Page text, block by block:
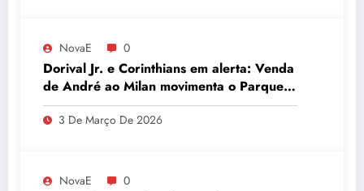
NovaE 0
Dorival Jr. e Corinthians em alerta: Venda
de André ao Milan movimenta o Parque
São Jorge
3 De Março De 2026
NovaE 0